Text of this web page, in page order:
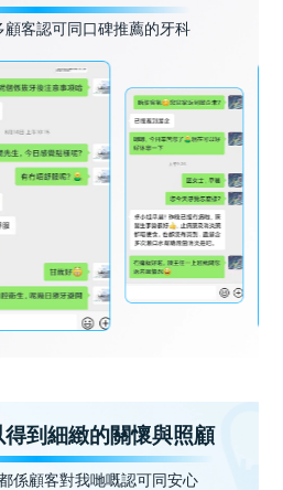
顧客認可同口碑推薦的牙科
到細緻的關懷與照顧
係顧客對我哋嘅認可同安心